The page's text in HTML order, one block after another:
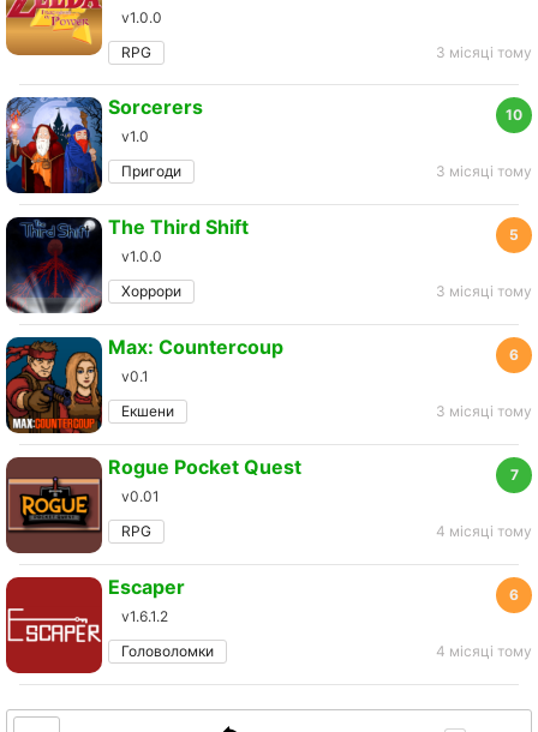
v1.0.0
RPG
3 місяці тому
10
Sorcerers
v1.0
Пригоди
3 місяці тому
5
The Third Shift
v1.0.0
Хоррори
3 місяці тому
6
Max: Countercoup
v0.1
Екшени
3 місяці тому
7
Rogue Pocket Quest
v0.01
RPG
4 місяці тому
6
Escaper
v1.6.1.2
Головоломки
4 місяці тому